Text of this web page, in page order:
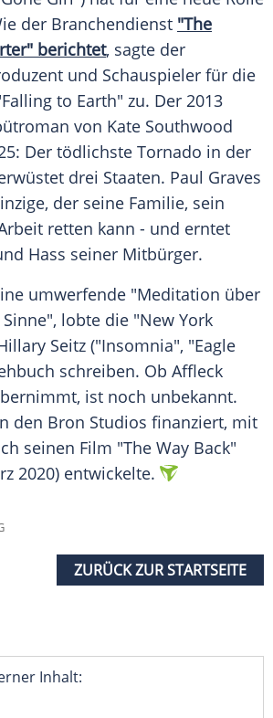
der Branchendienst "The
berichtet, sagte der
und Schauspieler für die
to Earth" zu. Der 2013
von Kate Southwood
Der tödlichste Tornado in der
drei Staaten. Paul Graves
der seine Familie, sein
retten kann - und erntet
Hass seiner Mitbürger.
umwerfende "Meditation über
lobte die "New York
Seitz ("Insomnia", "Eagle
schreiben. Ob Affleck
ist noch unbekannt.
den Bron Studios finanziert, mit
seinen Film "The Way Back"
2020) entwickelte.
ZURÜCK ZUR STARTSEITE
Inhalt: